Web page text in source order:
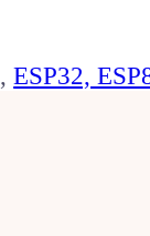
,ESP32,